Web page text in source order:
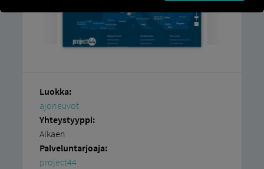
Luokka:
ajoneuvot
Yhteystyyppi:
Alkaen
Palveluntarjoaja:
project44